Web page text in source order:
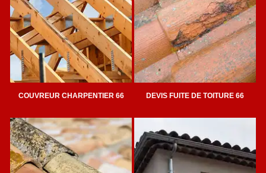
COUVREUR CHARPENTIER 66 DEVIS FUITE DE TOITURE 66